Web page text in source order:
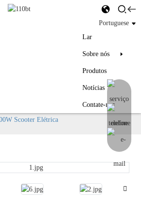
Portuguese
Lar
Sobre nós
Produtos
Notícias
Contate-nos
MS Wuxi Tenghui High Scooter Elétrica Adultos
Scooter Elétrica